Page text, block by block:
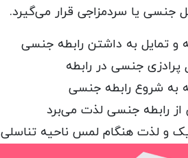
جنسی یا سردمزاجی قرار می‌گیرد.
و تمایل به داشتن رابطه جنسی
پرادزی جنسی در رابطه
به شروع رابطه جنسی
رابطه جنسی لذت می‌برد
و لذت هنگام لمس ناحیه تناسلی